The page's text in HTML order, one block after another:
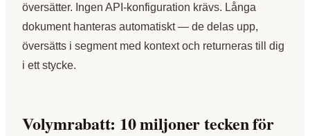
översätter. Ingen API-konfiguration krävs. Långa
dokument hanteras automatiskt — de delas upp,
översätts i segment med kontext och returneras till dig
i ett stycke.
Volymrabatt: 10 miljoner tecken för